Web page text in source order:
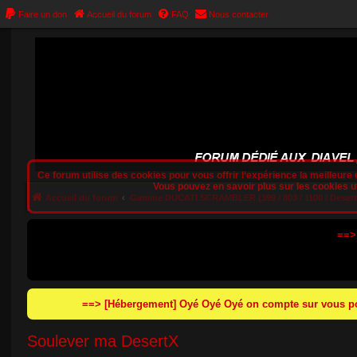
Faire un don Accueil du forum FAQ Nous contacter
Accueil du forum Gamme DUCATI SCRAMBLER (399 / 803 / 1100 /
==> [Hébergement] Oyé Oyé Oyé on compte sur vous
Soulever ma DesertX
Ce forum utilise des cookies pour vous offrir l‘expérience la
Vous pouvez en savoir plus sur les cookies